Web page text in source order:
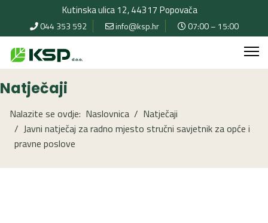
Kutinska ulica 12, 44317 Popovača
044 353 592 info@ksp.hr 07:00 – 15:00
Natječaji
Nalazite se ovdje: Naslovnica
Natječaji
Javni natječaj za radno mjesto stručni savjetnik za opće i
pravne poslove